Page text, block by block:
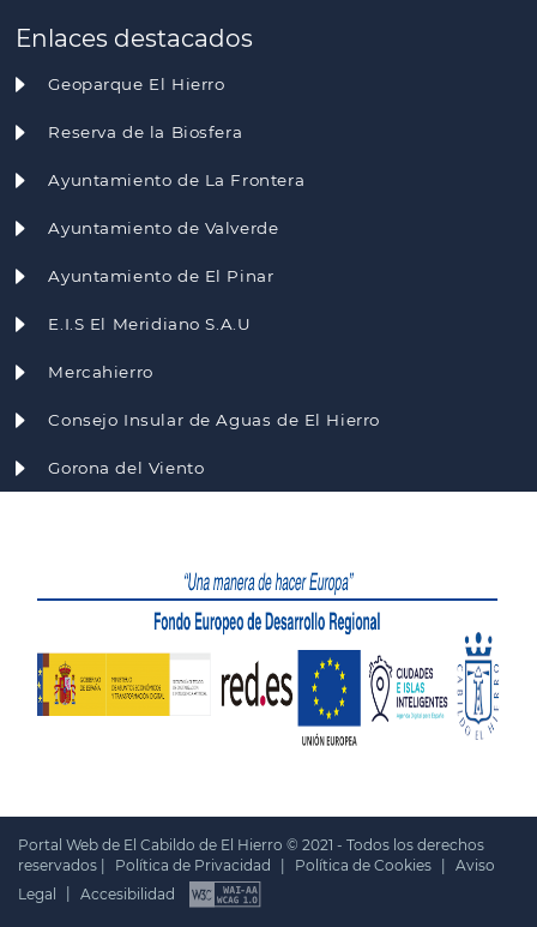
Enlaces destacados
Geoparque El Hierro
Reserva de la Biosfera
Ayuntamiento de La Frontera
Ayuntamiento de Valverde
Ayuntamiento de El Pinar
E.I.S El Meridiano S.A.U
Mercahierro
Consejo Insular de Aguas de El Hierro
Gorona del Viento
Portal Web de El Cabildo de El Hierro © 2021 - Todos los derechos
reservados |
Política de Privacidad Política de Cookies
Aviso
Legal
Accesibilidad